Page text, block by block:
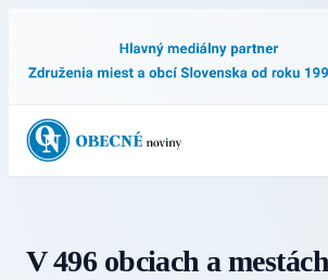
V 496 obciach a mestách